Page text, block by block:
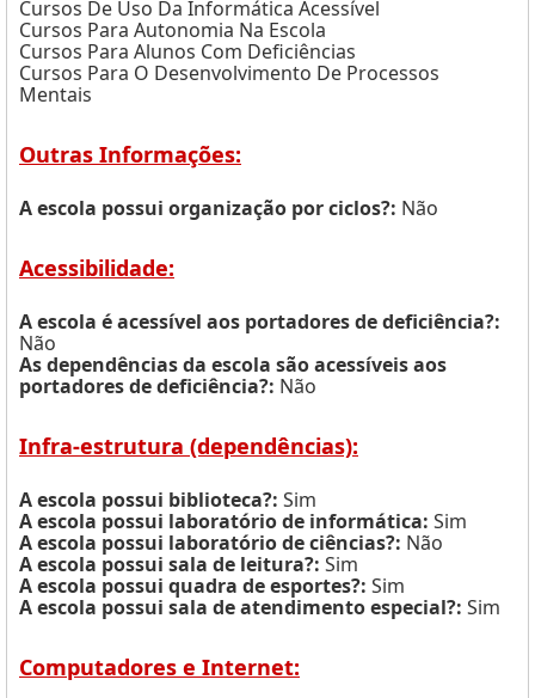
Cursos De Uso Da Informática Acessível
Cursos Para Autonomia Na Escola
Cursos Para Alunos Com Deficiências
Cursos Para O Desenvolvimento De Processos
Mentais
Outras Informações:
A escola possui organização por ciclos?: Não
Acessibilidade:
A escola é acessível aos portadores de deficiência?:
Não
As dependências da escola são acessíveis aos
portadores de deficiência?: Não
Infra-estrutura (dependências):
A escola possui biblioteca?: Sim
A escola possui laboratório de informática: Sim
A escola possui laboratório de ciências?: Não
A escola possui sala de leitura?: Sim
A escola possui quadra de esportes?: Sim
A escola possui sala de atendimento especial?: Sim
Computadores e Internet: